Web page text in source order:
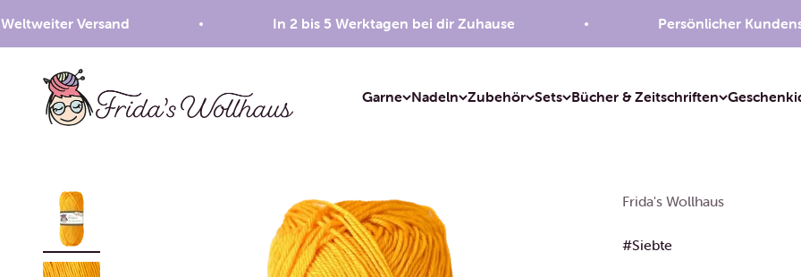
Versand In 2 bis 5 Werktagen bei dir Zuhause Persönlicher
Garne Nadeln Zubehör Sets Bücher & Zeitschriften
Frida's Wollhaus
Frida's Wollhaus
#Siebte